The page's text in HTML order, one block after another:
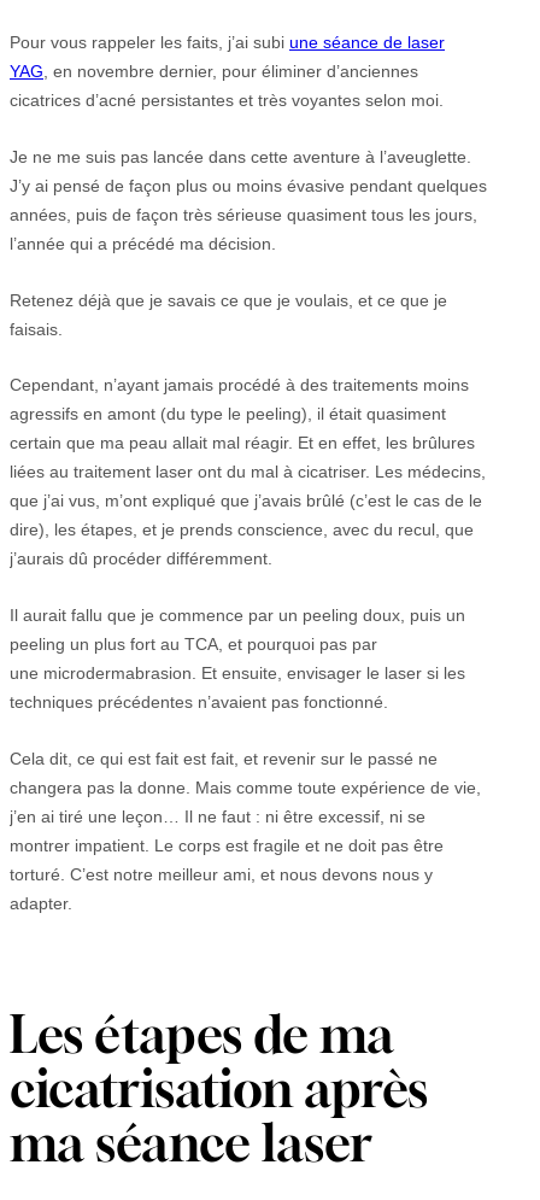
Pour vous rappeler les faits, j’ai subi une séance de laser
YAG , en novembre dernier, pour éliminer d’anciennes
cicatrices d’acné persistantes et très voyantes selon moi.
Je ne me suis pas lancée dans cette aventure à l’aveuglette.
J’y ai pensé de façon plus ou moins évasive pendant quelques
années, puis de façon très sérieuse quasiment tous les jours,
l’année qui a précédé ma décision.
Retenez déjà que je savais ce que je voulais, et ce que je
faisais.
Cependant, n’ayant jamais procédé à des traitements moins
agressifs en amont (du type le peeling), il était quasiment
certain que ma peau allait mal réagir. Et en effet, les brûlures
liées au traitement laser ont du mal à cicatriser. Les médecins,
que j’ai vus, m’ont expliqué que j’avais brûlé (c’est le cas de le
dire), les étapes, et je prends conscience, avec du recul, que
j’aurais dû procéder différemment.
Il aurait fallu que je commence par un peeling doux, puis un
peeling un plus fort au TCA, et pourquoi pas par
une microdermabrasion. Et ensuite, envisager le laser si les
techniques précédentes n’avaient pas fonctionné.
Cela dit, ce qui est fait est fait, et revenir sur le passé ne
changera pas la donne. Mais comme toute expérience de vie,
j’en ai tiré une leçon… Il ne faut : ni être excessif, ni se
montrer impatient. Le corps est fragile et ne doit pas être
torturé. C’est notre meilleur ami, et nous devons nous y
adapter.
Les étapes de ma
cicatrisation après
ma séance laser